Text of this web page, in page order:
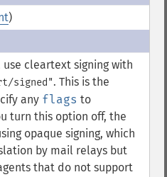
)
use cleartext signing with
signed". This is the
any flags to
turn this option off, the
opaque signing, which
by mail relays but
that do not support